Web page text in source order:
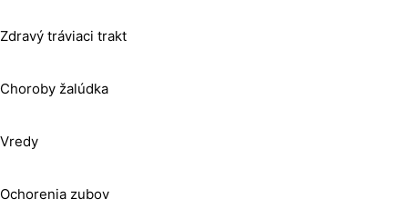
Zdravý tráviaci trakt
Choroby žalúdka
Vredy
Ochorenia zubov